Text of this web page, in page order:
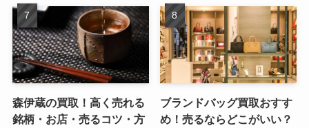
森伊蔵の買取！高く売れる
銘柄・お店・売るコツ・方
ブランドバッグ買取おすす
め！売るならどこがいい？